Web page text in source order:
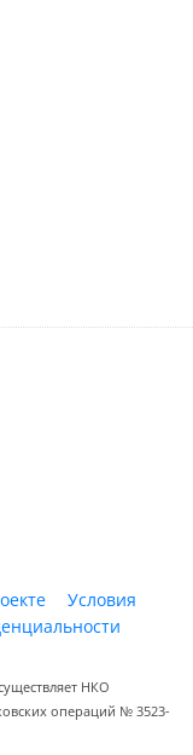
Условия
НКО
операций № 3523-